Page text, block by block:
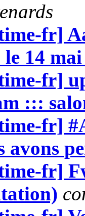
fr]
14 mai
fr]
:::
fr]
avons
fr]